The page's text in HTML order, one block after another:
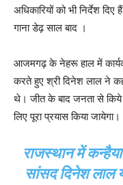
अधिकारियों को भी निर्देश
गाना डेढ़ साल बाद ।
आजमगढ़ के नेहरू हाल में
करते हुए श्री दिनेश लाल ने
थे। जीत के बाद जनता से
लिए पूरा प्रयास किया जायेगा।
राजस्थान में
सांसद दिनेश लाल